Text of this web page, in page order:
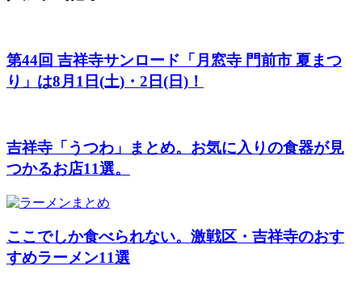
第44回 吉祥寺サンロード「月窓寺 門前市 夏まつ
り」は8月1日(土)・2日(日)！
吉祥寺「うつわ」まとめ。お気に入りの食器が見
つかるお店11選。
ここでしか食べられない。激戦区・吉祥寺のおす
すめラーメン11選